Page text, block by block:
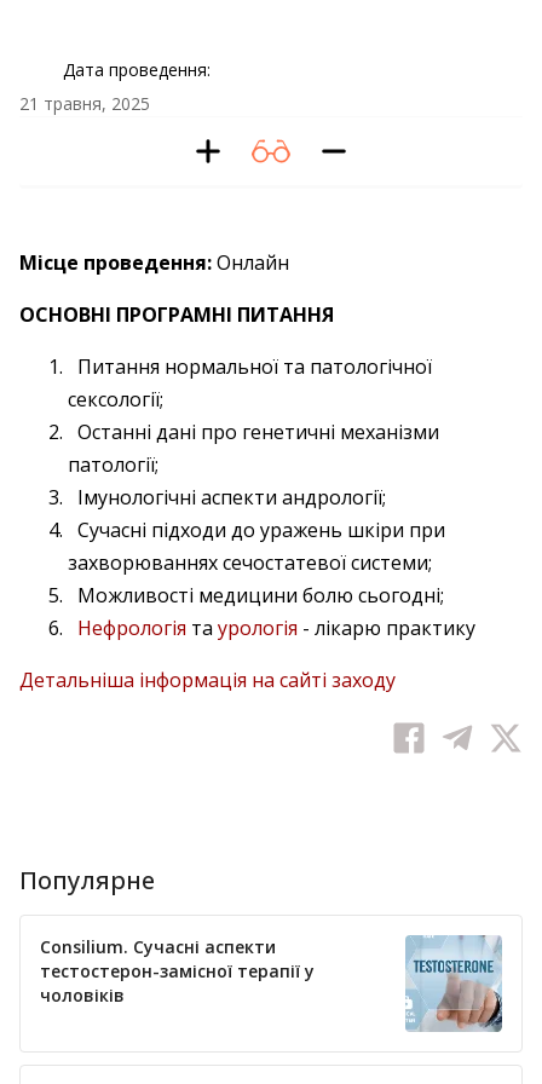
Дата проведення:
21 травня, 2025
Місце проведення:Онлайн
ОСНОВНІ ПРОГРАМНІ ПИТАННЯ
Питання нормальної та патологічної
сексології;
Останні дані про генетичні механізми
патології;
Імунологічні аспекти андрології;
Сучасні підходи до уражень шкіри при
захворюваннях сечостатевої системи;
Можливості медицини болю сьогодні;
Нефрологія та урологія - лікарю практику
Детальніша інформація на сайті заходу
Популярне
Consilium. Сучасні аспекти
тестостерон-замісної терапії у
чоловіків